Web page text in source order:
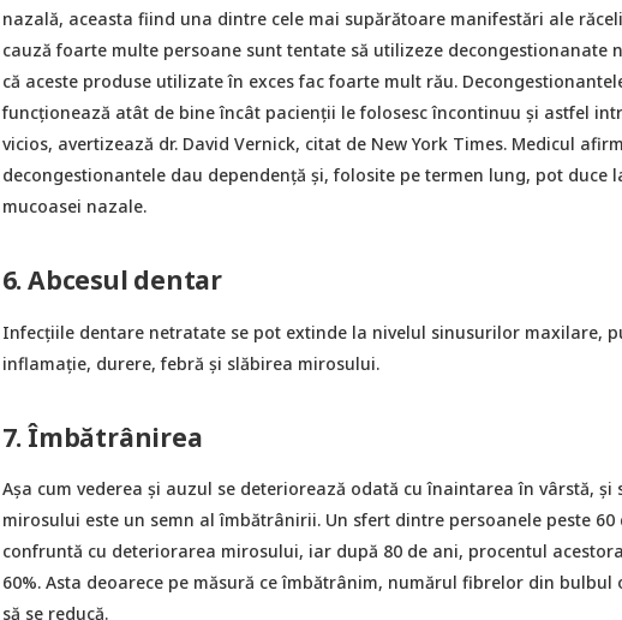
nazală, aceasta fiind una dintre cele mai supărătoare manifestări ale
cauză foarte multe persoane sunt tentate să utilizeze decongestionanate
că aceste produse utilizate în exces fac foarte mult rău.
funcționează atât de bine încât pacienții le folosesc încontinuu și astfel
vicios, avertizează dr. David Vernick, citat de New York Times. Medicul
decongestionantele dau dependență și, folosite pe termen lung, pot duce
mucoasei nazale.
6. Abcesul dentar
Infecțiile dentare netratate se pot extinde la nivelul sinusurilor maxilare,
inflamație, durere, febră și slăbirea mirosului.
7. Îmbătrânirea
Așa cum vederea și auzul se deteriorează odată cu înaintarea în vârstă, și
mirosului este un semn al îmbătrânirii. Un sfert dintre persoanele peste 60
confruntă cu deteriorarea mirosului, iar după 80 de ani, procentul
60%. Asta deoarece pe măsură ce îmbătrânim, numărul fibrelor din bulbul
să se reducă.